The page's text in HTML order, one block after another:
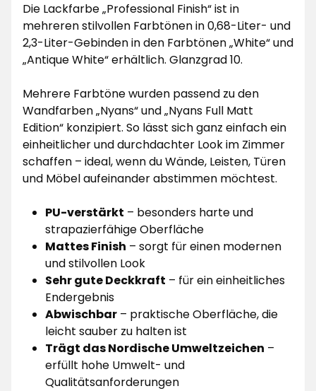
Die Lackfarbe „Professional Finish“ ist in
mehreren stilvollen Farbtönen in 0,68-Liter- und
2,3-Liter-Gebinden in den Farbtönen „White“ und
„Antique White“ erhältlich. Glanzgrad 10.
Mehrere Farbtöne wurden passend zu den
Wandfarben „Nyans“ und „Nyans Full Matt
Edition“ konzipiert. So lässt sich ganz einfach ein
einheitlicher und durchdachter Look im Zimmer
schaffen – ideal, wenn du Wände, Leisten, Türen
und Möbel aufeinander abstimmen möchtest.
PU-verstärkt – besonders harte und
strapazierfähige Oberfläche
Mattes Finish – sorgt für einen modernen
und stilvollen Look
Sehr gute Deckkraft – für ein einheitliches
Endergebnis
Abwischbar – praktische Oberfläche, die
leicht sauber zu halten ist
Trägt das Nordische Umweltzeichen –
erfüllt hohe Umwelt- und
Qualitätsanforderungen